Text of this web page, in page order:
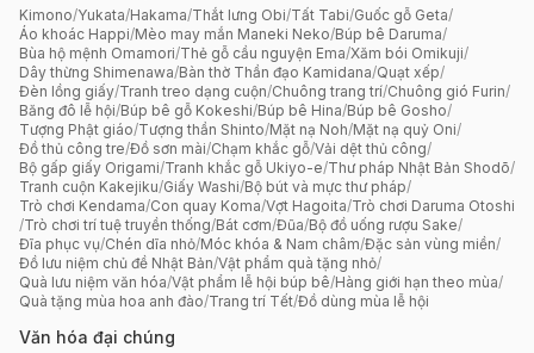
Kimono/Yukata/Hakama/Thắt lưng Obi/Tất Tabi/Guốc gỗ Geta/
Áo khoác Happi/Mèo may mắn Maneki Neko/Búp bê Daruma/
Bùa hộ mệnh Omamori/Thẻ gỗ cầu nguyện Ema/Xăm bói Omikuji/
Dây thừng Shimenawa/Bàn thờ Thần đạo Kamidana/Quạt xếp/
Đèn lồng giấy/Tranh treo dạng cuộn/Chuông trang trí/Chuông gió Furin/
Băng đô lễ hội/Búp bê gỗ Kokeshi/Búp bê Hina/Búp bê Gosho/
Tượng Phật giáo/Tượng thần Shinto/Mặt nạ Noh/Mặt nạ quỷ Oni/
Đồ thủ công tre/Đồ sơn mài/Chạm khắc gỗ/Vải dệt thủ công/
Bộ gấp giấy Origami/Tranh khắc gỗ Ukiyo-e/Thư pháp Nhật Bản Shodō/
Tranh cuộn Kakejiku/Giấy Washi/Bộ bút và mực thư pháp/
Trò chơi Kendama/Con quay Koma/Vợt Hagoita/Trò chơi Daruma Otoshi
/Trò chơi trí tuệ truyền thống/Bát cơm/Đũa/Bộ đồ uống rượu Sake/
Đĩa phục vụ/Chén dĩa nhỏ/Móc khóa & Nam châm/Đặc sản vùng miền/
Đồ lưu niệm chủ đề Nhật Bản/Vật phẩm quà tặng nhỏ/
Quà lưu niệm văn hóa/Vật phẩm lễ hội búp bê/Hàng giới hạn theo mùa/
Quà tặng mùa hoa anh đào/Trang trí Tết/Đồ dùng mùa lễ hội
Văn hóa đại chúng